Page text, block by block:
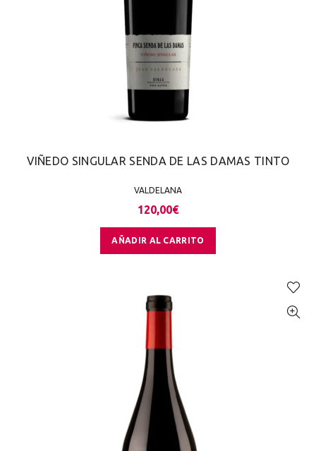
VIÑEDO SINGULAR SENDA DE LAS DAMAS TINTO
VALDELANA
120,00€
AÑADIR AL CARRITO